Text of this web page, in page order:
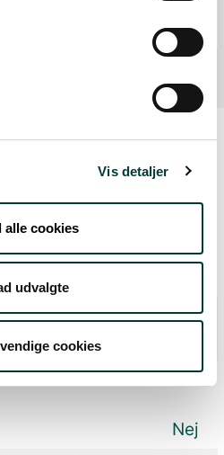
Vis detaljer
alle cookies
udvalgte
cookies
tilgængelighed
forløb, fx fra trafik,
lign.?
rutebeskrivelse?
for mennesker
Nej